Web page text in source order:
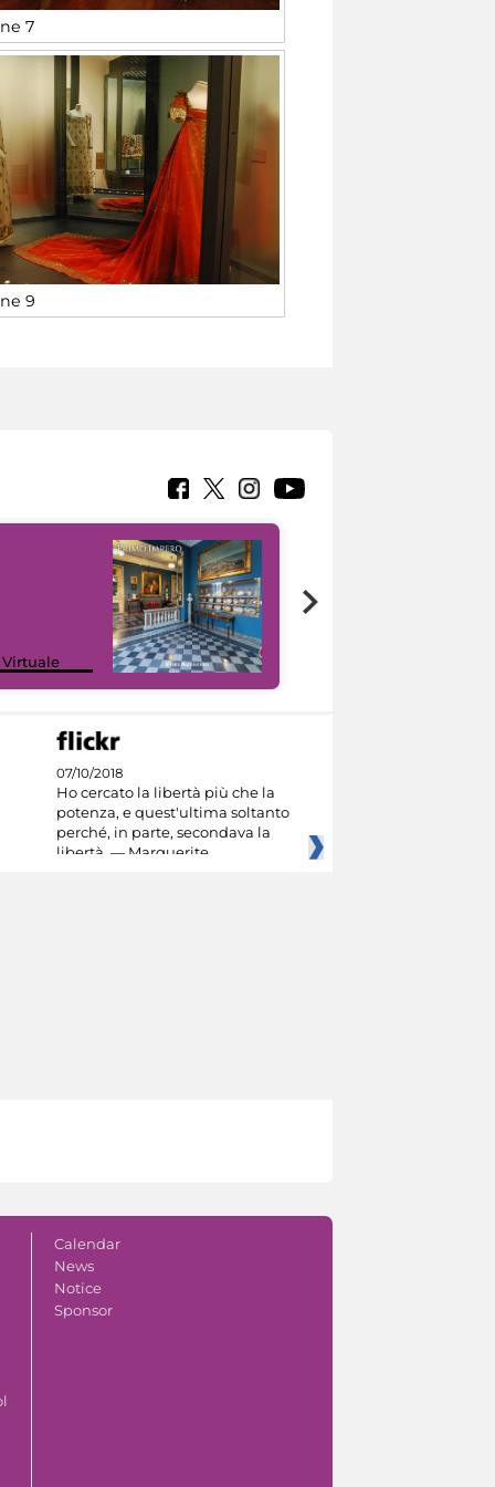
7
9
Virtuale
07/10/2018
Ho cercato la libertà più che la
potenza, e quest'ultima soltanto
perché, in parte, secondava la
libertà. — Marguerite
Calendar
News
Notice
Sponsor